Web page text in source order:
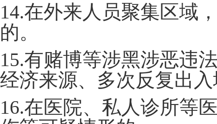
14.在外来人员聚集区域
的。
15.有赌博等涉黑涉恶违
经济来源、多次反复出
16.在医院、私人诊所等